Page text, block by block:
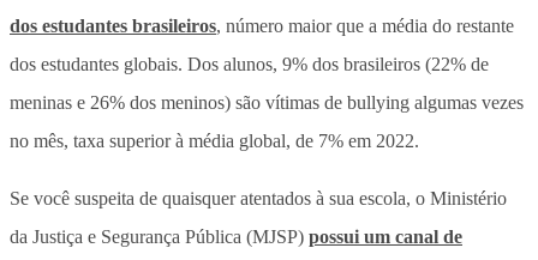
dos estudantes brasileiros, número maior que a média do restante
dos estudantes globais. Dos alunos, 9% dos brasileiros (22% de
meninas e 26% dos meninos) são vítimas de bullying algumas vezes
no mês, taxa superior à média global, de 7% em 2022.
Se você suspeita de quaisquer atentados à sua escola, o Ministério
da Justiça e Segurança Pública (MJSP) possui um canal de